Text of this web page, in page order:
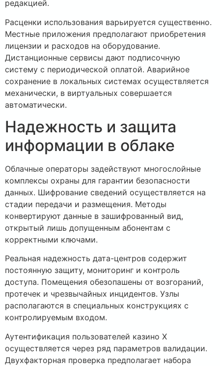
редакцией.
Расценки использования варьируется существенно.
Местные приложения предполагают приобретения
лицензии и расходов на оборудование.
Дистанционные сервисы дают подписочную
систему с периодической оплатой. Аварийное
сохранение в локальных системах осуществляется
механически, в виртуальных совершается
автоматически.
Надежность и защита
информации в облаке
Облачные операторы задействуют многослойные
комплексы охраны для гарантии безопасности
данных. Шифрование сведений осуществляется на
стадии передачи и размещения. Методы
конвертируют данные в зашифрованный вид,
открытый лишь допущенным абонентам с
корректными ключами.
Реальная надежность дата-центров содержит
постоянную защиту, мониторинг и контроль
доступа. Помещения обезопашены от возгораний,
протечек и чрезвычайных инцидентов. Узлы
располагаются в специальных конструкциях с
контролируемым входом.
Аутентификация пользователей казино Х
осуществляется через ряд параметров валидации.
Двухфакторная проверка предполагает набора